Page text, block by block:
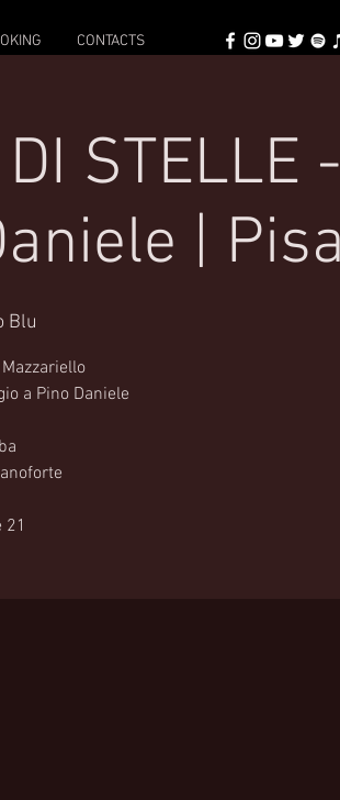
CONTACTS
STELLE -
| Pisa
Blu
a Pino Daniele
21